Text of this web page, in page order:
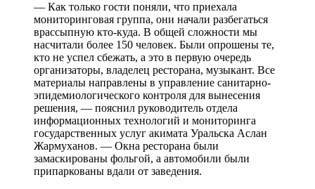
— Как только гости поняли, что приехала
мониторинговая группа, они начали разбегаться
врассыпную кто-куда. В общей сложности мы
насчитали более 150 человек. Были опрошены те,
кто не успел сбежать, а это в первую очередь
организаторы, владелец ресторана, музыкант. Все
материалы направлены в управление санитарно-
эпидемиологического контроля для вынесения
решения, — пояснил руководитель отдела
информационных технологий и мониторинга
государственных услуг акимата Уральска Аслан
Жармуханов. — Окна ресторана были
замаскированы фольгой, а автомобили были
припаркованы вдали от заведения.